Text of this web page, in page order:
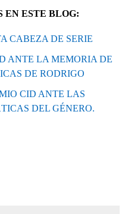
EN ESTE BLOG:
CABEZA DE SERIE
ANTE LA MEMORIA DE
DE RODRIGO
CID ANTE LAS
DEL GÉNERO.